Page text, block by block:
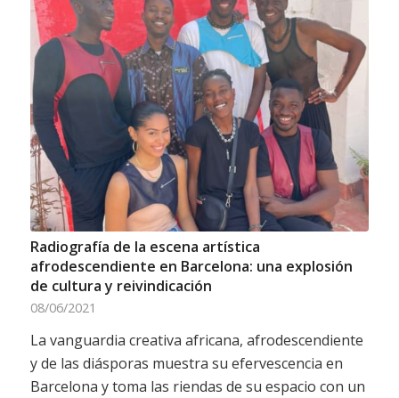
Radiografía de la escena artística
afrodescendiente en Barcelona: una explosión
de cultura y reivindicación
08/06/2021
La vanguardia creativa africana, afrodescendiente
y de las diásporas muestra su efervescencia en
Barcelona y toma las riendas de su espacio con un